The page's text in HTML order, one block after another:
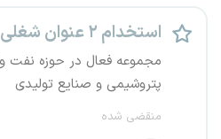
استخدام ۲ عنوان شغلی
مجموعه فعال در حوزه نفت و
پتروشیمی و صنایع تولیدی
منقضی شده